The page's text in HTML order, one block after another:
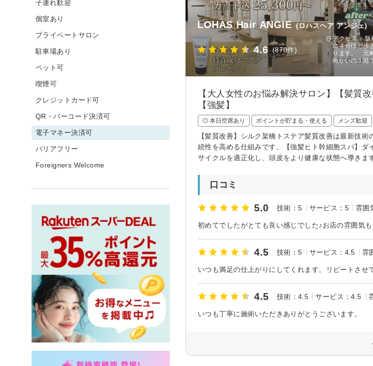
LOHAS Hair ANGIE (ロハスヘア アンジェ)
4.6 (870件)
アクセス：
に４分ほど歩
ります。 元
向かいの１階
【大人女性のお悩み解決サロン】【髪質
【強髪】
◎ 本日空席あり ポイントが貯まる・使える メンズ歓迎
【髪質改善】シルク架橋トステア髪質改善は最新技
続性を高める仕組みです。【強髪ヒト幹細胞スパ】
サイクルを適正化し、頭皮をより健康な状態へ導きま
口コミ
5.0 技術：5 サービス：5 雰囲
初めてでしたがとても良い感じでした♪お店の雰囲気
4.5 技術：5 サービス：4.5 雰
いつも満足の仕上がりにしてくれます。リピートさせ
4.5 技術：4.5 サービス：4.5
いつも丁寧に施術いただきありがとうございます。
子連れ歓迎
個室あり
プライベートサロン
駐車場あり
ペット可
喫煙可
クレジットカード可
QR・バーコード決済可
電子マネー決済可
バリアフリー
Foreigners Welcome